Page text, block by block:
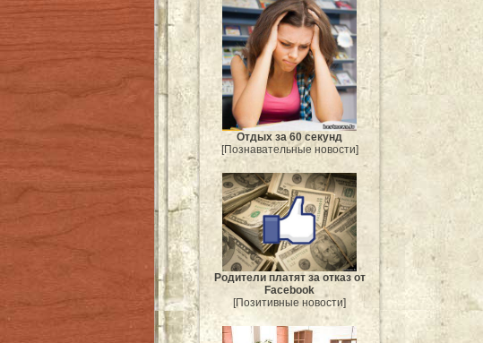
Отдых за 60 секунд
[Познавательные новости]
Родители платят за отказ от
Facebook
[Позитивные новости]